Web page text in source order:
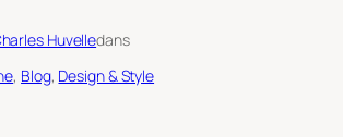
Huvelledans
, Blog, Design & Style